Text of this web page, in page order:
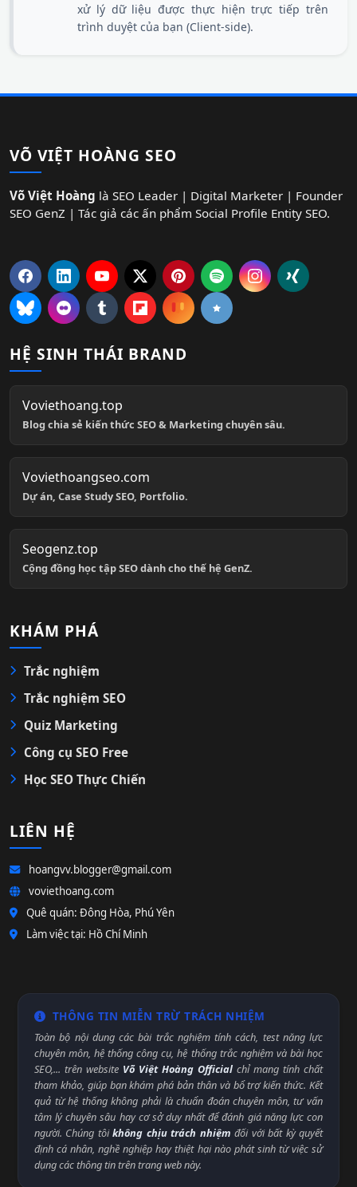
xử lý dữ liệu được thực hiện trực tiếp trên
trình duyệt của bạn (Client-side).
VÕ VIỆT HOÀNG SEO
Võ Việt Hoàng là SEO Leader | Digital Marketer | Founder
SEO GenZ | Tác giả các ấn phẩm Social Profile Entity SEO.
HỆ SINH THÁI BRAND
Voviethoang.top
Blog chia sẻ kiến thức SEO & Marketing chuyên sâu.
Voviethoangseo.com
Dự án, Case Study SEO, Portfolio.
Seogenz.top
Cộng đồng học tập SEO dành cho thế hệ GenZ.
KHÁM PHÁ
Trắc nghiệm
Trắc nghiệm SEO
Quiz Marketing
Công cụ SEO Free
Học SEO Thực Chiến
LIÊN HỆ
hoangvv.blogger@gmail.com
voviethoang.com
Quê quán: Đông Hòa, Phú Yên
Làm việc tại: Hồ Chí Minh
THÔNG TIN MIỄN TRỪ TRÁCH NHIỆM
Toàn bộ nội dung các bài trắc nghiệm tính cách, test năng lực
chuyên môn, hệ thống công cụ, hệ thống trắc nghiệm và bài học
SEO,... trên website Võ Việt Hoàng Official chỉ mang tính chất
tham khảo, giúp bạn khám phá bản thân và bổ trợ kiến thức. Kết
quả từ hệ thống không phải là chuẩn đoán chuyên môn, tư vấn
tâm lý chuyên sâu hay cơ sở duy nhất để đánh giá năng lực con
người. Chúng tôikhông chịu trách nhiệm đối với bất kỳ quyết
định cá nhân, nghề nghiệp hay thiệt hại nào phát sinh từ việc sử
dụng các thông tin trên trang web này.